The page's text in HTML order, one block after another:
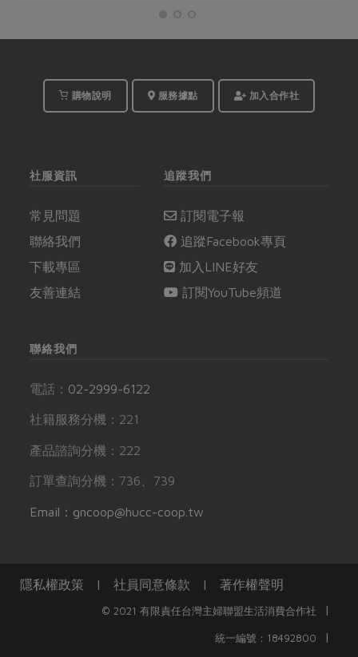
與敬畏不言而喻。萬物
有未來。
少調味、簡單好上手的
購物說明 服務據點 加入合作社
社服資訊
常見問題
聯絡我們
下載專區
友善連結
追蹤我們
訂閱電子報
追蹤Facebook專頁
加入LINE好友
訂閱YouTube頻道
聯絡我們
電話： 02-2999-6122
社籍服務分機：221
產品諮詢分機：222
訂單查詢分機：736、739
Email：gncoop@hucc-coop.tw
隱私權政策 | 社員同意條款 | 著作權聲明
© 2021 有限責任台灣主婦聯盟生活消費合作社 |
統一編號：18492800 |